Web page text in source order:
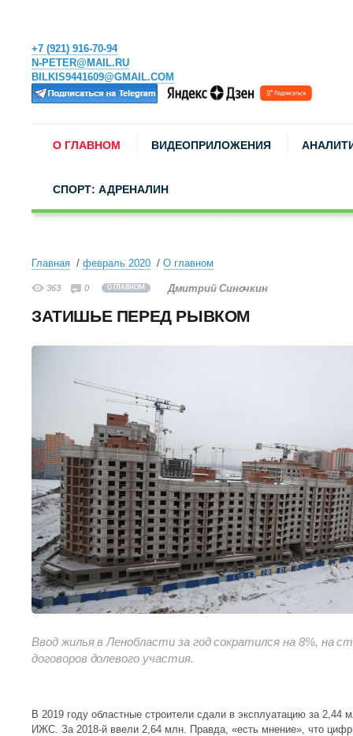
+7 (921) 916-70-94
N-PETER@MAIL.RU
BILKIS9441609@GMAIL.COM
О ГЛАВНОМ ВИДЕОПРИЛОЖЕНИЯ
СПОРТ: АДРЕНАЛИН
Главная февраль 2020 О главном
363 0 О ГЛАВНОМ Дмитрий Синочкин
ЗАТИШЬЕ ПЕРЕД РЫВКОМ
Ввод жилья в Ленобласти за год сократился на 8%, на
договоров долевого участия.
В 2019 году областные строители сдали в эксплуатацию за
ИЖС. За 2018-й ввели 2,64 млн. Правда, «есть мнение», что